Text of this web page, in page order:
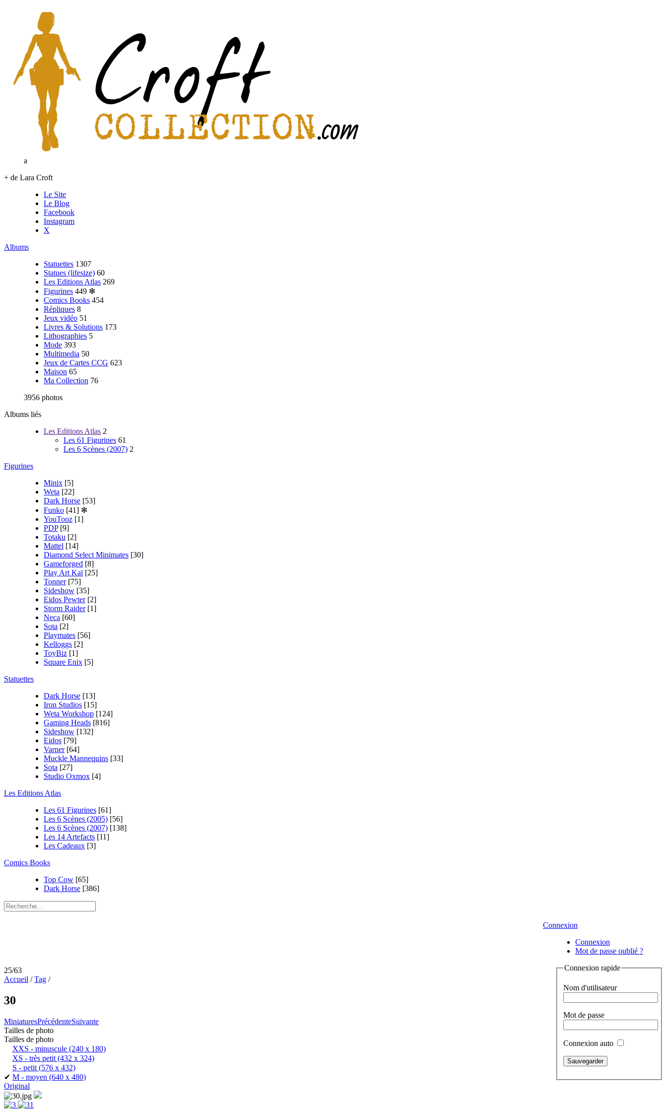
a
+ de Lara Croft
Le Site
Le Blog
Facebook
Instagram
X
Albums
Statuettes 1307
Statues (lifesize) 60
Les Editions Atlas 269
Figurines 449 ✻
Comics Books 454
Répliques 8
Jeux vidéo 51
Livres & Solutions 173
Lithographies 5
Mode 393
Multimedia 50
Jeux de Cartes CCG 623
Maison 65
Ma Collection 76
3956 photos
Albums liés
Les Editions Atlas 2
Les 61 Figurines 61
Les 6 Scènes (2007) 2
Figurines
Minix [5]
Weta [22]
Dark Horse [53]
Funko [41] ✻
YouTooz [1]
PDP [9]
Totaku [2]
Mattel [14]
Diamond Select Minimates [30]
Gameforged [8]
Play Art Kaï [25]
Tonner [75]
Sideshow [35]
Eidos Pewter [2]
Storm Raider [1]
Neca [60]
Sota [2]
Playmates [56]
Kelloggs [2]
ToyBiz [1]
Square Enix [5]
Statuettes
Dark Horse [13]
Iron Studios [15]
Weta Workshop [124]
Gaming Heads [816]
Sideshow [132]
Eidos [79]
Varner [64]
Muckle Mannequins [33]
Sota [27]
Studio Oxmox [4]
Les Editions Atlas
Les 61 Figurines [61]
Les 6 Scènes (2005) [56]
Les 6 Scènes (2007) [138]
Les 14 Artefacts [11]
Les Cadeaux [3]
Comics Books
Top Cow [65]
Dark Horse [386]
Connexion
Connexion
Mot de passe oublié ?
Connexion rapide
Nom d'utilisateur
Mot de passe
Connexion auto
25/63
Accueil /Tag /
30
MiniaturesPrécédenteSuivante
Tailles de photo
Tailles de photo
XXS - minuscule (240 x 180)
XS - très petit (432 x 324)
S - petit (576 x 432)
✔ M - moyen (640 x 480)
Original